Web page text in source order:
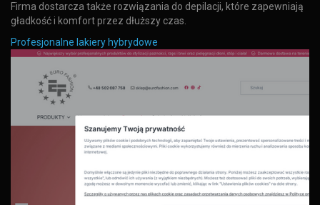
Firma dostarcza także rozwiązania do depilacji, które zapewniają
gładkość i komfort przez dłuższy czas.
Profesjonalne lakiery hybrydowe